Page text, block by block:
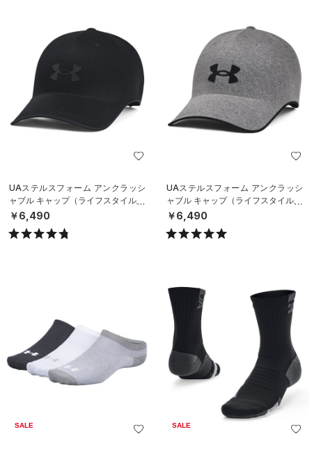
UAステルスフォーム アンクラッシ
ャブル キャップ（ライフスタイル/U
NISEX）
￥6,490
UAステルスフォーム アンクラッシ
ャブル キャップ（ライフスタイル/U
NISEX）
￥6,490
SALE SALE